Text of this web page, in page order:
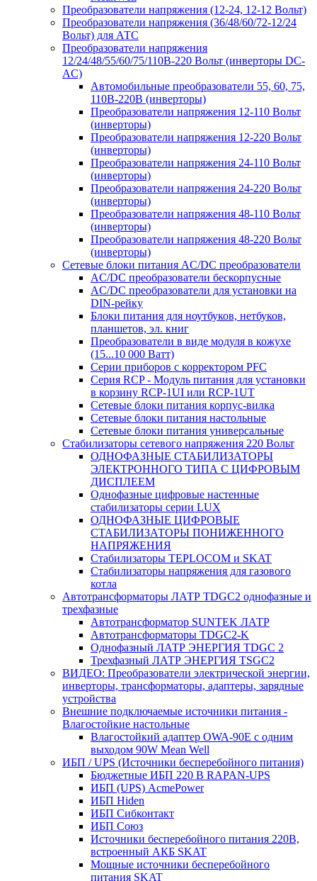
Преобразователи напряжения (12-24, 12-12 Вольт)
Преобразователи напряжения (36/48/60/72-12/24
Вольт) для АТС
Преобразователи напряжения
12/24/48/55/60/75/110В-220 Вольт (инверторы DC-
AC)
Автомобильные преобразователи 55, 60, 75,
110В-220В (инверторы)
Преобразователи напряжения 12-110 Вольт
(инверторы)
Преобразователи напряжения 12-220 Вольт
(инверторы)
Преобразователи напряжения 24-110 Вольт
(инверторы)
Преобразователи напряжения 24-220 Вольт
(инверторы)
Преобразователи напряжения 48-110 Вольт
(инверторы)
Преобразователи напряжения 48-220 Вольт
(инверторы)
Сетевые блоки питания AC/DC преобразователи
AC/DC преобразователи бескорпусные
AC/DC преобразователи для установки на
DIN-рейку
Блоки питания для ноутбуков, нетбуков,
планшетов, эл. книг
Преобразователи в виде модуля в кожухе
(15...10 000 Ватт)
Серии приборов с корректором PFC
Серия RCP - Модуль питания для установки
в корзину RCP-1UI или RCP-1UT
Сетевые блоки питания корпус-вилка
Сетевые блоки питания настольные
Сетевые блоки питания универсальные
Стабилизаторы сетевого напряжения 220 Вольт
ОДНОФАЗНЫЕ СТАБИЛИЗАТОРЫ
ЭЛЕКТРОННОГО ТИПА С ЦИФРОВЫМ
ДИСПЛЕЕМ
Однофазные цифровые настенные
стабилизаторы серии LUX
ОДНОФАЗНЫЕ ЦИФРОВЫЕ
СТАБИЛИЗАТОРЫ ПОНИЖЕННОГО
НАПРЯЖЕНИЯ
Стабилизаторы TEPLOCOM и SKAT
Стабилизаторы напряжения для газового
котла
Автотрансформаторы ЛАТР TDGC2 однофазные и
трехфазные
Автотрансформатор SUNTEK ЛАТР
Автотрансформаторы TDGC2-K
Однофазный ЛАТР ЭНЕРГИЯ TDGC 2
Трехфазный ЛАТР ЭНЕРГИЯ TSGC2
ВИДЕО: Преобразователи электрической энергии,
инверторы, трансформаторы, адаптеры, зарядные
устройства
Внешние подключаемые источники питания -
Влагостойкие настольные
Влагостойкий адаптер OWA-90E с одним
выходом 90W Mean Well
ИБП / UPS (Источники бесперебойного питания)
Бюджетные ИБП 220 В RAPAN-UPS
ИБП (UPS) AcmePower
ИБП Hiden
ИБП Сибконтакт
ИБП Союз
Источники бесперебойного питания 220В,
встроенный АКБ SKAT
Мощные источники бесперебойного
питания SKAT